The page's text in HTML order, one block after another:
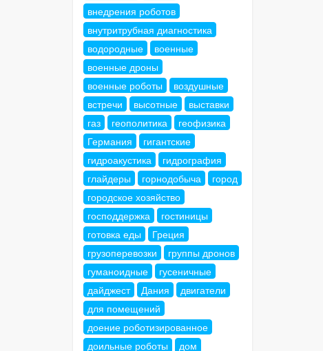
внедрения роботов
внутритрубная диагностика
водородные
военные
военные дроны
военные роботы
воздушные
встречи
высотные
выставки
газ
геополитика
геофизика
Германия
гигантские
гидроакустика
гидрография
глайдеры
горнодобыча
город
городское хозяйство
господдержка
гостиницы
готовка еды
Греция
грузоперевозки
группы дронов
гуманоидные
гусеничные
дайджест
Дания
двигатели
для помещений
доение роботизированное
доильные роботы
дом